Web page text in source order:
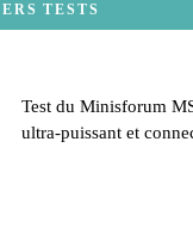
TESTS
Test du Minisforum
ultra-puissant et